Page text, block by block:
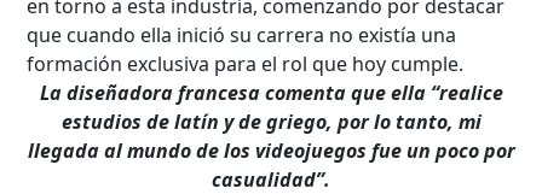
en torno a esta industria, comenzando por destacar
que cuando ella inició su carrera no existía una
formación exclusiva para el rol que hoy cumple.
La diseñadora francesa comenta que ella “realice
estudios de latín y de griego, por lo tanto, mi
llegada al mundo de los videojuegos fue un poco por
casualidad”.